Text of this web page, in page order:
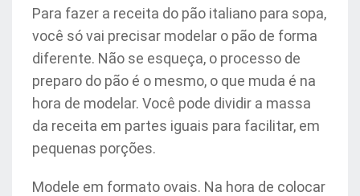
Para fazer a receita do pão italiano para sopa,
você só vai precisar modelar o pão de forma
diferente. Não se esqueça, o processo de
preparo do pão é o mesmo, o que muda é na
hora de modelar. Você pode dividir a massa
da receita em partes iguais para facilitar, em
pequenas porções.
Modele em formato ovais. Na hora de colocar